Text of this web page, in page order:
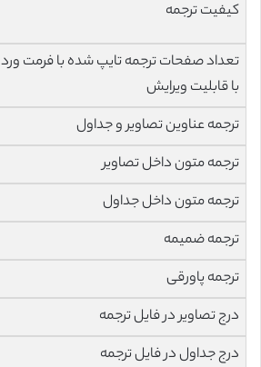
کیفیت ترجمه
تعداد صفحات ترجمه تایپ شده با فرمت ورد
با قابلیت ویرایش
ترجمه عناوین تصاویر و جداول
ترجمه متون داخل تصاویر
ترجمه متون داخل جداول
ترجمه ضمیمه
ترجمه پاورقی
درج تصاویر در فایل ترجمه
درج جداول در فایل ترجمه